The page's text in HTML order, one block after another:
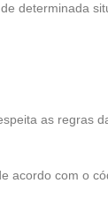
determinada
as regras
acordo com o